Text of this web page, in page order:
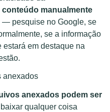
conteúdo manualmente
— pesquise no Google, se
se a informação
em destaque na
anexados
anexados podem ser
qualquer coisa